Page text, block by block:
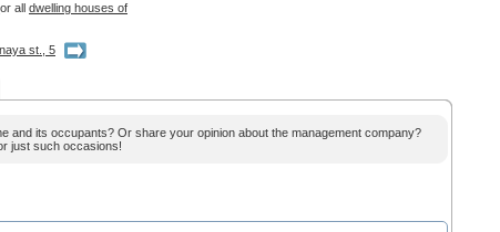
or all dwelling houses of
st., 5
and its occupants? Or share your opinion about the management company?
just such occasions!